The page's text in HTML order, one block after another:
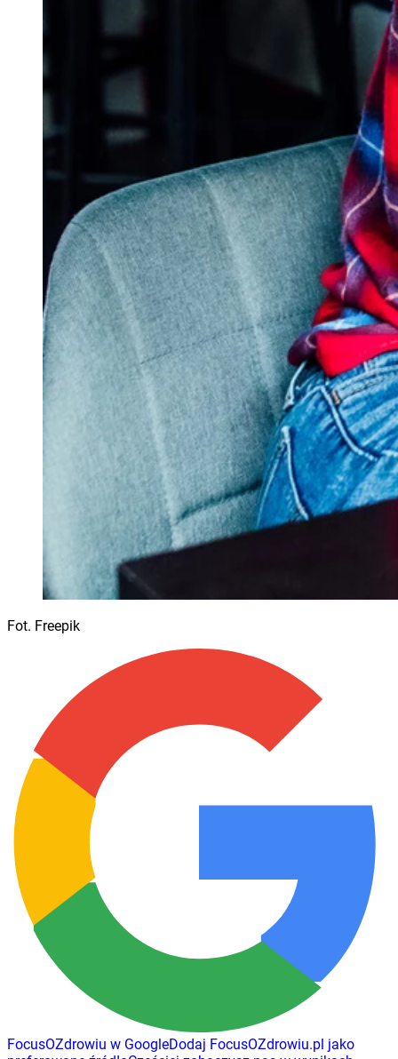
Fot. Freepik
FocusOZdrowiu w GoogleDodaj FocusOZdrowiu.pl jako